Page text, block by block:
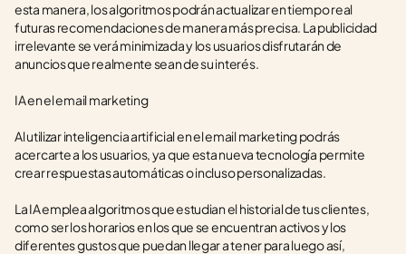
esta manera, los algoritmos podrán actualizar en tiempo real
futuras recomendaciones de manera más precisa. La publicidad
irrelevante se verá minimizada y los usuarios disfrutarán de
anuncios que realmente sean de su interés.
IA en el email marketing
Al utilizar inteligencia artificial en el email marketing podrás
acercarte a los usuarios, ya que esta nueva tecnología permite
crear respuestas automáticas o incluso personalizadas.
La IA emplea algoritmos que estudian el historial de tus clientes,
como ser los horarios en los que se encuentran activos y los
diferentes gustos que puedan llegar a tener para luego así,